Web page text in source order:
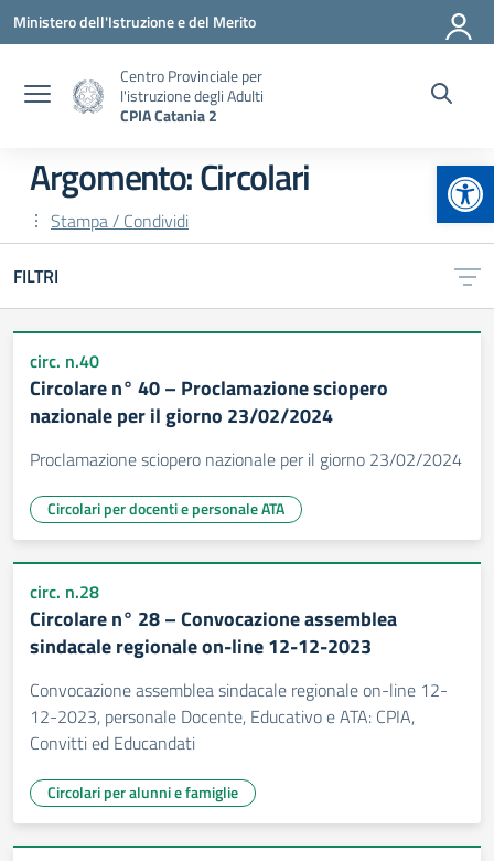
Vai ai contenuti
Vai al menu di navigazione
Vai al footer
Ministero dell'Istruzione e del Merito
Centro Provinciale per
l'istruzione degli Adulti
CPIA Catania 2
Argomento: Circolari
Stampa / Condividi
FILTRI
circ. n.40
Circolare n° 40 – Proclamazione sciopero
nazionale per il giorno 23/02/2024
Proclamazione sciopero nazionale per il giorno 23/02/2024
Circolari per docenti e personale ATA
circ. n.28
Circolare n° 28 – Convocazione assemblea
sindacale regionale on-line 12-12-2023
Convocazione assemblea sindacale regionale on-line 12-
12-2023, personale Docente, Educativo e ATA: CPIA,
Convitti ed Educandati
Circolari per alunni e famiglie